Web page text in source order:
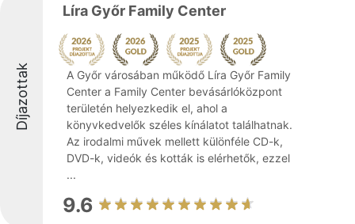
Díjazottak
Líra Győr Family Center
A Győr városában működő Líra Győr Family
Center a Family Center bevásárlóközpont
területén helyezkedik el, ahol a
könyvkedvelők széles kínálatot találhatnak.
Az irodalmi művek mellett különféle CD-k,
DVD-k, videók és kották is elérhetők, ezzel
...
9.6